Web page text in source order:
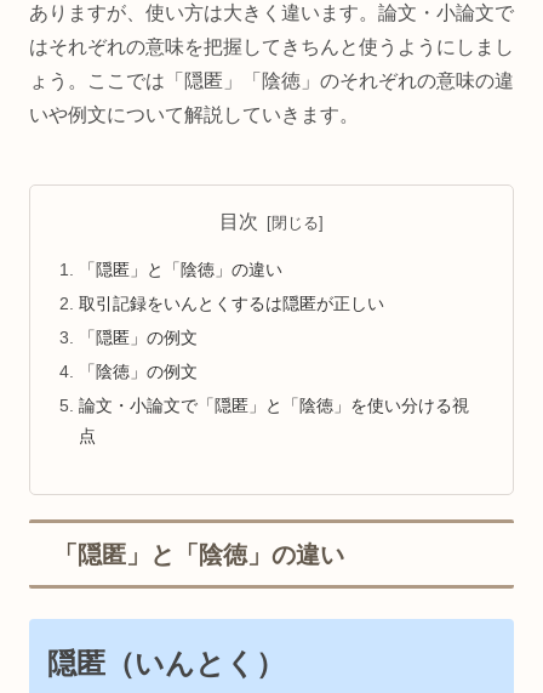
ありますが、使い方は大きく違います。論文・小論文で
はそれぞれの意味を把握してきちんと使うようにしまし
ょう。ここでは「隠匿」「陰徳」のそれぞれの意味の違
いや例文について解説していきます。
目次
「隠匿」と「陰徳」の違い
取引記録をいんとくするは隠匿が正しい
「隠匿」の例文
「陰徳」の例文
論文・小論文で「隠匿」と「陰徳」を使い分ける視
点
「隠匿」と「陰徳」の違い
隠匿（いんとく）